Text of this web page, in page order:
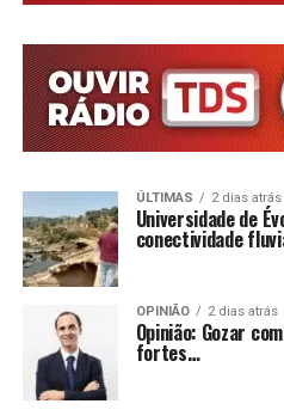
ÚLTIMAS 2 dias atrás
Universidade de
conectividade
OPINIÃO 2 dias atrás
Opinião: Gozar
fortes…